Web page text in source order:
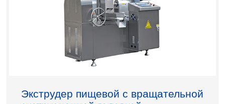
Экструдер пищевой с вращательной